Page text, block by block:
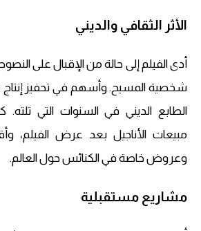
الأثر الثقافي والديني
أدى الفيلم إلى حالة من الإقبال على
شخصية المسيح. وأسهم في تحفيز إنتاج
الطابع الديني في السنوات التي
مبيعات الأناجيل بعد عرض الفيلم،
وعروض خاصة في الكنائس حول العالم.
مشاريع مستقبلية